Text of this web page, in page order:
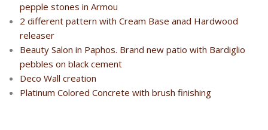
pepple stones in Armou
2 different pattern with Cream Base anad Hardwood
releaser
Beauty Salon in Paphos. Brand new patio with Bardiglio
pebbles on black cement
Deco Wall creation
Platinum Colored Concrete with brush finishing